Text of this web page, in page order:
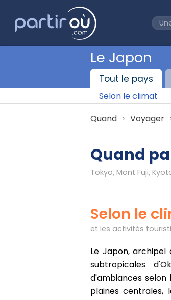
Le Japon
Tout le pays
Selon le climat
Quand Voyager
Quand
Selon le
et les activités
Le Japon, archipel
subtropicales
d'ambiances selon
plaines centrales,